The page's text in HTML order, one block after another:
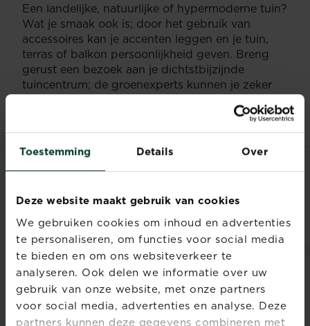
Toestemming Details Over
Deze website maakt gebruik van cookies
We gebruiken cookies om inhoud en advertenties
te personaliseren, om functies voor social media
te bieden en om ons websiteverkeer te
analyseren. Ook delen we informatie over uw
gebruik van onze website, met onze partners
voor social media, advertenties en analyse. Deze
partners kunnen deze gegevens combineren met
Een landelijke, natuurlijke of hypermoderne tuin?
Wat je smaak ook is; door het gebruik van
accessoires kan je accenten leggen en je tuin,
terras of balkon persoonlijkheid geven. Breng
gerust een bezoek aan je dichtstbijzijnde
tuincentrum; de groenexperts kunnen je zeker
helpen met het mee vormgeven van je
OOK NAAR